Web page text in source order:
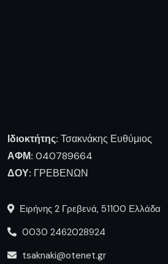
Ιδιοκτήτης: Τσακνάκης Ευθύμιος
ΑΦΜ: 040789664
ΔΟΥ: ΓΡΕΒΕΝΩΝ
Ειρήνης 2 Γρεβενά, 51100 Ελλάδα
0030 2462028924
tsaknaki@otenet.gr